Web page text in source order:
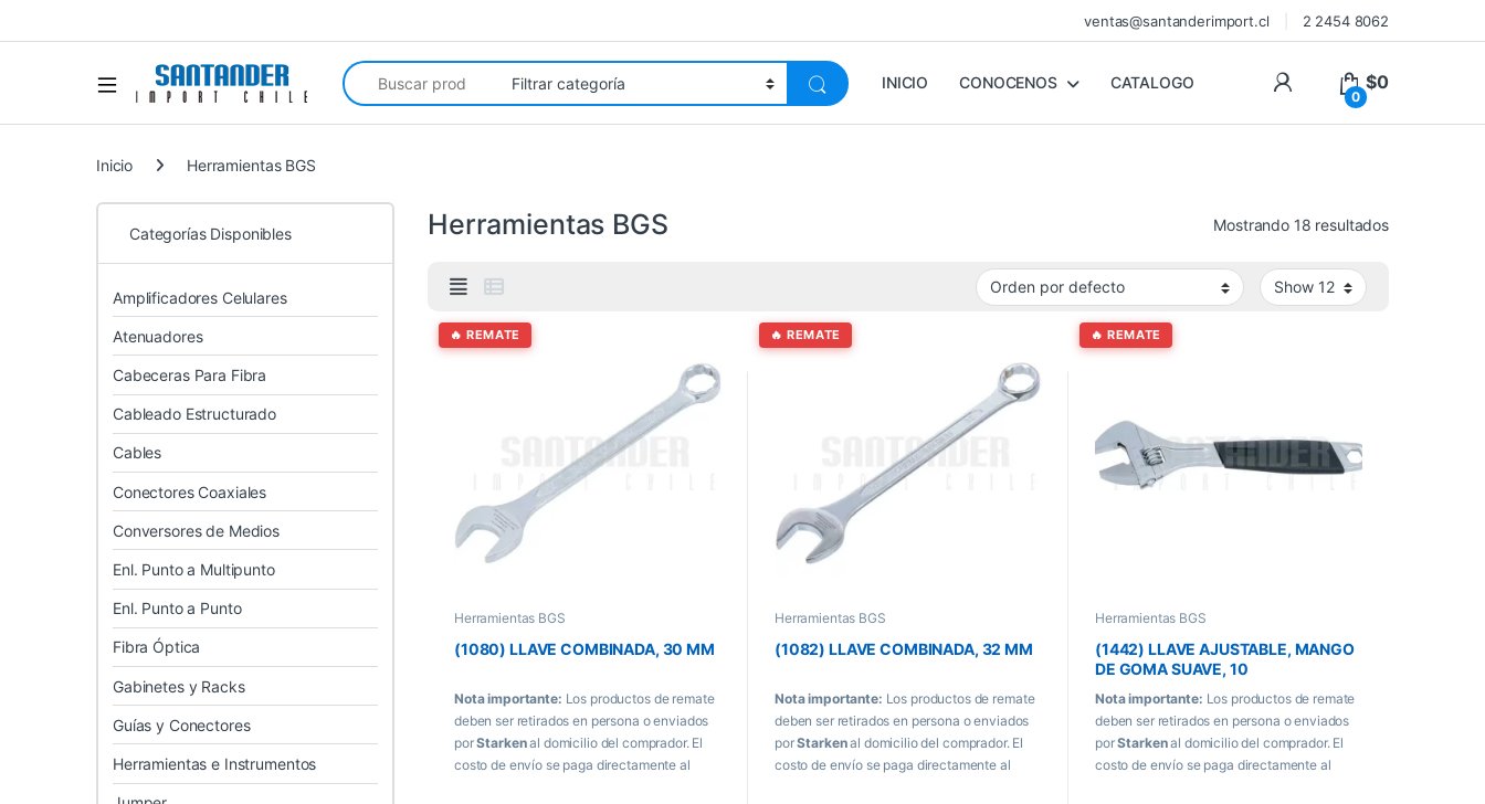
ventas@santanderimport.cl 2 2454 8062
Search for:
INICIO CONOCENOS CATALOGO
0
$0
Inicio Herramientas BGS
Herramientas BGS Mostrando 18 resultados
🔥 REMATE
Herramientas BGS
(1080) LLAVE COMBINADA, 30 MM
Nota importante: Los productos de remate
deben ser retirados en persona o enviados
porStarkenal domicilio del comprador. El
costo de envío se paga directamente al
🔥 REMATE
Herramientas BGS
(1082) LLAVE COMBINADA, 32 MM
Nota importante: Los productos de remate
deben ser retirados en persona o enviados
porStarkenal domicilio del comprador. El
costo de envío se paga directamente al
🔥 REMATE
Herramientas BGS
(1442) LLAVE AJUSTABLE, MANGO
DE GOMA SUAVE, 10
Nota importante: Los productos de remate
deben ser retirados en persona o enviados
porStarkenal domicilio del comprador. El
costo de envío se paga directamente al
Categorías Disponibles
Amplificadores Celulares
Atenuadores
Cabeceras Para Fibra
Cableado Estructurado
Cables
Conectores Coaxiales
Conversores de Medios
Enl. Punto a Multipunto
Enl. Punto a Punto
Fibra Óptica
Gabinetes y Racks
Guías y Conectores
Herramientas e Instrumentos